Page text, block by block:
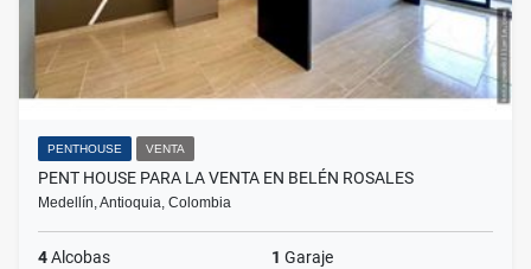
PENTHOUSE VENTA
PENT HOUSE PARA LA VENTA EN BELÉN ROSALES
Medellín, Antioquia, Colombia
4Alcobas 1 Garaje